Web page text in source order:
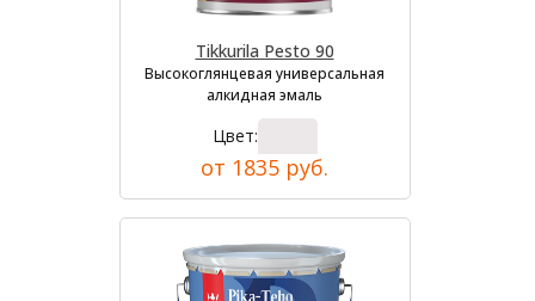
Tikkurila Pesto 90
Высокоглянцевая универсальная
алкидная эмаль
Цвет:
от 1835 руб.